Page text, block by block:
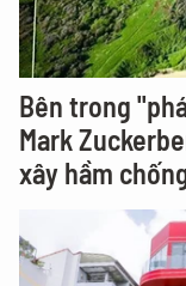
Bên trong
Mark
xây hầm